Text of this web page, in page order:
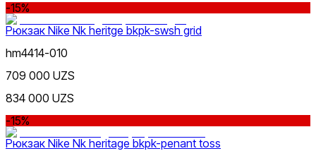
-15%
Рюкзак Nike Nk heritge bkpk-swsh grid
hm4414-010
709 000 UZS
834 000 UZS
-15%
Рюкзак Nike Nk heritage bkpk-penant toss